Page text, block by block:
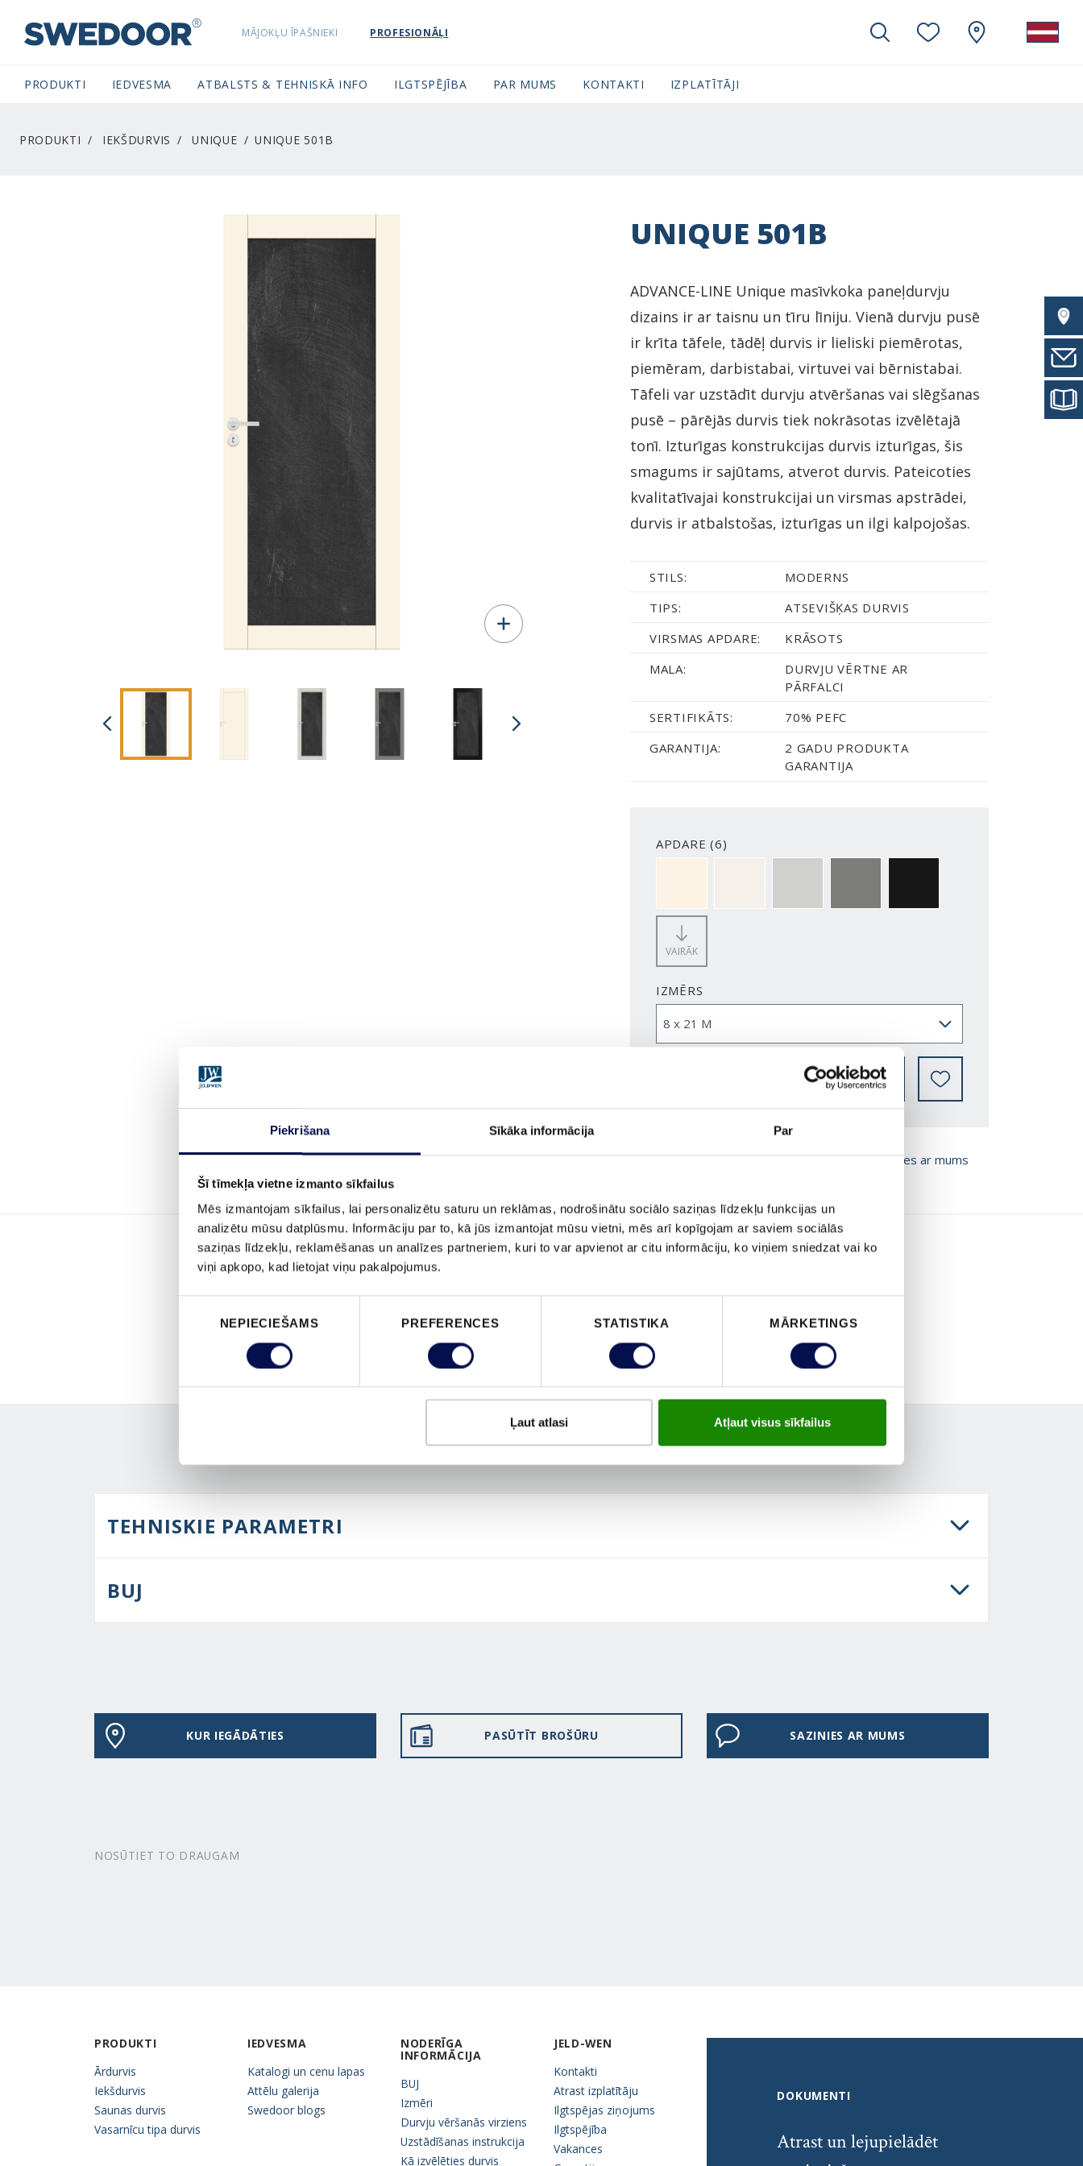
Piekrišana Sīkāka informācija Par
Šī tīmekļa vietne izmanto sīkfailus
Mēs izmantojam sīkfailus, lai personalizētu saturu un reklāmas, nodrošinātu sociālo saziņas līdzekļu funkcijas un
analizētu mūsu datplūsmu. Informāciju par to, kā jūs izmantojat mūsu vietni, mēs arī kopīgojam ar saviem sociālās
saziņas līdzekļu, reklamēšanas un analīzes partneriem, kuri to var apvienot ar citu informāciju, ko viņiem sniedzat vai ko
viņi apkopo, kad lietojat viņu pakalpojumus.
NEPIECIEŠAMS PREFERENCES STATISTIKA MĀRKETINGS
Ļaut atlasi Atļaut visus sīkfailus
SWEDOORLATVIA NAVIGATION
MĀJOKĻU ĪPAŠNIEKI PROFESIONĀĻI
PRODUKTI IEDVESMA ATBALSTS & TEHNISKĀ INFO ILGTSPĒJĪBA PAR MUMS KONTAKTI IZPLATĪTĀJI
PRODUKTI IEKŠDURVIS UNIQUE UNIQUE 501B
UNIQUE 501B
ADVANCE-LINE Unique masīvkoka paneļdurvju
dizains ir ar taisnu un tīru līniju. Vienā durvju pusē
ir krīta tāfele, tādēļ durvis ir lieliski piemērotas,
piemēram, darbistabai, virtuvei vai bērnistabai.
Tāfeli var uzstādīt durvju atvēršanas vai slēgšanas
pusē – pārējās durvis tiek nokrāsotas izvēlētajā
tonī. Izturīgas konstrukcijas durvis izturīgas, šis
smagums ir sajūtams, atverot durvis. Pateicoties
kvalitatīvajai konstrukcijai un virsmas apstrādei,
durvis ir atbalstošas, izturīgas un ilgi kalpojošas.
STILS:
MODERNS
TIPS:
ATSEVIŠĶAS DURVIS
VIRSMAS APDARE:
KRĀSOTS
MALA:
DURVJU VĒRTNE AR
PĀRFALCI
SERTIFIKĀTS:
70% PEFC
GARANTIJA:
2 GADU PRODUKTA
GARANTIJA
APDARE (6)
VAIRĀK
IZMĒRS
KUR IEGĀDĀTIES
PASŪTĪT BROŠŪRU Sazinies ar mums
TEHNISKIE PARAMETRI
BUJ
KUR IEGĀDĀTIES PASŪTĪT BROŠŪRU SAZINIES AR MUMS
NOSŪTIET TO DRAUGAM
PRODUKTI
Ārdurvis
Iekšdurvis
Saunas durvis
Vasarnīcu tipa durvis
IEDVESMA
Katalogi un cenu lapas
Attēlu galerija
Swedoor blogs
NODERĪGA
INFORMĀCIJA
BUJ
Izmēri
Durvju vēršanās virziens
Uzstādīšanas instrukcija
Kā izvēlēties durvis
JELD-WEN
Kontakti
Atrast izplatītāju
Ilgtspējas ziņojums
Ilgtspējība
Vakances
DOKUMENTI
Atrast un lejupielādēt